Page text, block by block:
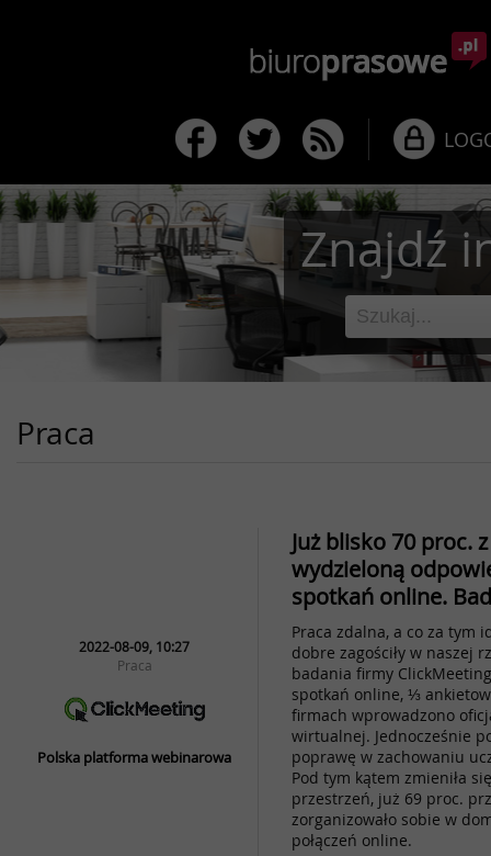
Znajdź
Praca
2022-08-09, 10:27
Praca
Polska platforma webinarowa
Już blisko 70 proc.
wydzieloną
spotkań online.
Praca zdalna, a co za tym
dobre zagościły w naszej
badania firmy
spotkań online, ⅓
firmach wprowadzono
wirtualnej. Jednocześnie
poprawę w zachowaniu
Pod tym kątem zmieniła
przestrzeń, już 69 proc.
zorganizowało sobie w
połączeń online.